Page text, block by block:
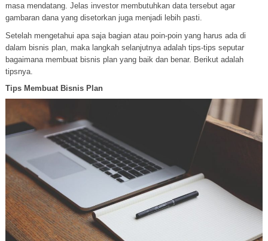
masa mendatang. Jelas investor membutuhkan data tersebut agar
gambaran dana yang disetorkan juga menjadi lebih pasti.
Setelah mengetahui apa saja bagian atau poin-poin yang harus ada di
dalam bisnis plan, maka langkah selanjutnya adalah tips-tips seputar
bagaimana membuat bisnis plan yang baik dan benar. Berikut adalah
tipsnya.
Tips Membuat Bisnis Plan